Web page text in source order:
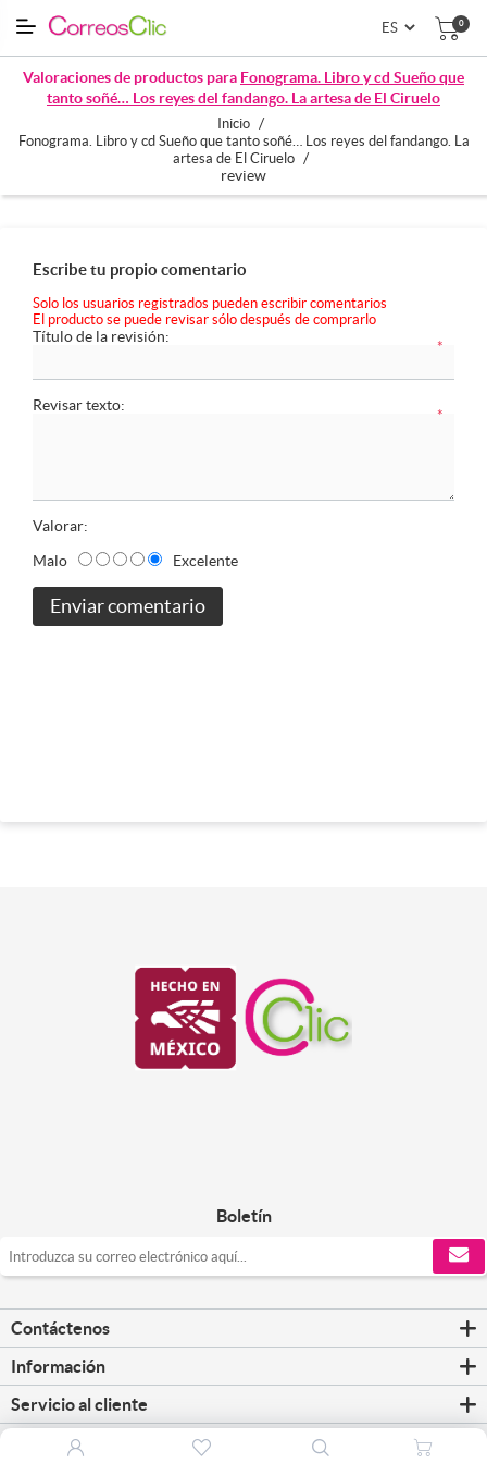
0
Valoraciones de productos para Fonograma. Libro y cd Sueño que
tanto soñé… Los reyes del fandango. La artesa de El Ciruelo
Inicio /
Fonograma. Libro y cd Sueño que tanto soñé… Los reyes del fandango. La
artesa de El Ciruelo /
review
Escribe tu propio comentario
Solo los usuarios registrados pueden escribir comentarios
El producto se puede revisar sólo después de comprarlo
Título de la revisión:
*
Revisar texto:
*
Valorar:
Malo
Excelente
Enviar comentario
Boletín
Contáctenos
Información
Servicio al cliente
Mi cuenta